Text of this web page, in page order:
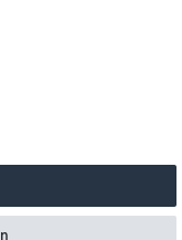
von 9 Uhr - 18 Uhr.